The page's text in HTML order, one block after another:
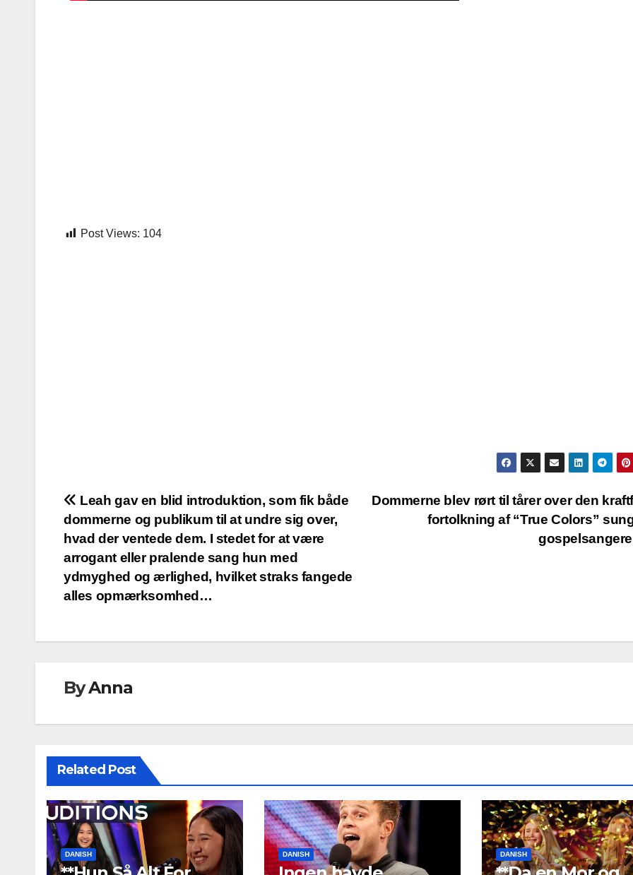
Post Views: 104
Post
navigation
Dommerne blev rørt til tårer over den
fortolkning af “True Colors”
Leah gav en blid introduktion, som fik både
dommerne og publikum til at undre sig over,
hvad der ventede dem. I stedet for at være
arrogant eller pralende sang hun med
ydmyghed og ærlighed, hvilket straks fangede
alles opmærksomhed…
ByAnna
Related Post
DANISH DANISH DANISH